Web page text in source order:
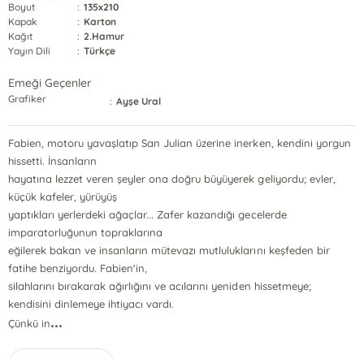
Boyut
: 135x210
Kapak
: Karton
Kağıt
: 2.Hamur
Yayın Dili
: Türkçe
Emeği Geçenler
Grafiker : Ayşe Ural
Fabien, motoru yavaşlatıp San Julian üzerine inerken, kendini yorgun
hissetti. İnsanların
hayatına lezzet veren şeyler ona doğru büyüyerek geliyordu; evler,
küçük kafeler, yürüyüş
yaptıkları yerlerdeki ağaçlar... Zafer kazandığı gecelerde
imparatorluğunun topraklarına
eğilerek bakan ve insanların mütevazı mutluluklarını keşfeden bir
fatihe benziyordu. Fabien'in,
silahlarını bırakarak ağırlığını ve acılarını yeniden hissetmeye;
kendisini dinlemeye ihtiyacı vardı.
Çünkü in...